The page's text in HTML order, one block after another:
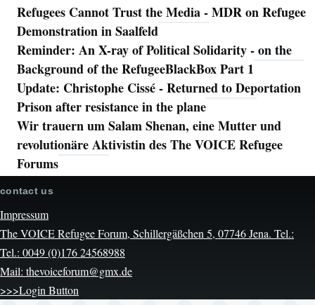
Refugees Cannot Trust the Media - MDR on Refugee
Demonstration in Saalfeld
Reminder: An X-ray of Political Solidarity - on the
Background of the RefugeeBlackBox Part 1
Update: Christophe Cissé - Returned to Deportation
Prison after resistance in the plane
Wir trauern um Salam Shenan, eine Mutter und
revolutionäre Aktivistin des The VOICE Refugee
Forums
contact us
Impressum
The VOICE Refugee Forum, Schillergäßchen 5, 07746 Jena. Tel.:
Tel.: 0049 (0)176 24568988
Mail: thevoiceforum@gmx.de
>>>Login Button